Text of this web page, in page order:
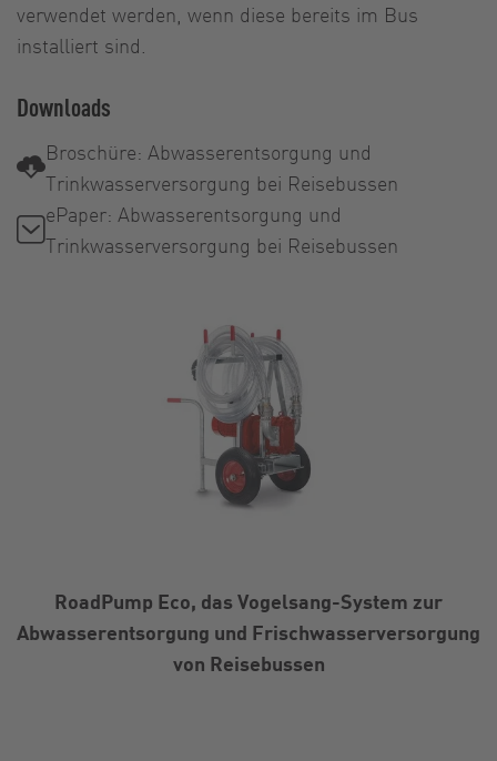
verwendet werden, wenn diese bereits im Bus
installiert sind.
Downloads
Broschüre: Abwasserentsorgung und
Trinkwasserversorgung bei Reisebussen
ePaper: Abwasserentsorgung und
Trinkwasserversorgung bei Reisebussen
RoadPump Eco, das Vogelsang-System zur
Abwasserentsorgung und Frischwasserversorgung
von Reisebussen